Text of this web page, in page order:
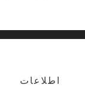
اطلاعات